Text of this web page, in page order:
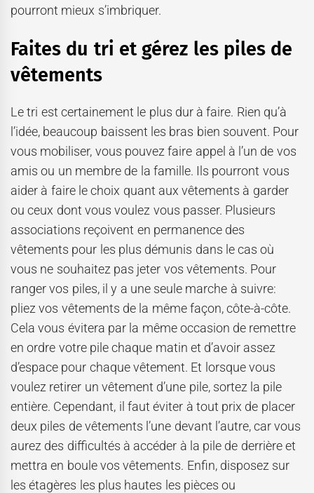
pourront mieux s’imbriquer.
Faites du tri et gérez les piles de
vêtements
Le tri est certainement le plus dur à faire. Rien qu’à
l’idée, beaucoup baissent les bras bien souvent. Pour
vous mobiliser, vous pouvez faire appel à l’un de vos
amis ou un membre de la famille. Ils pourront vous
aider à faire le choix quant aux vêtements à garder
ou ceux dont vous voulez vous passer. Plusieurs
associations reçoivent en permanence des
vêtements pour les plus démunis dans le cas où
vous ne souhaitez pas jeter vos vêtements. Pour
ranger vos piles, il y a une seule marche à suivre:
pliez vos vêtements de la même façon, côte-à-côte.
Cela vous évitera par la même occasion de remettre
en ordre votre pile chaque matin et d’avoir assez
d’espace pour chaque vêtement. Et lorsque vous
voulez retirer un vêtement d’une pile, sortez la pile
entière. Cependant, il faut éviter à tout prix de placer
deux piles de vêtements l’une devant l’autre, car vous
aurez des difficultés à accéder à la pile de derrière et
mettra en boule vos vêtements. Enfin, disposez sur
les étagères les plus hautes les pièces ou